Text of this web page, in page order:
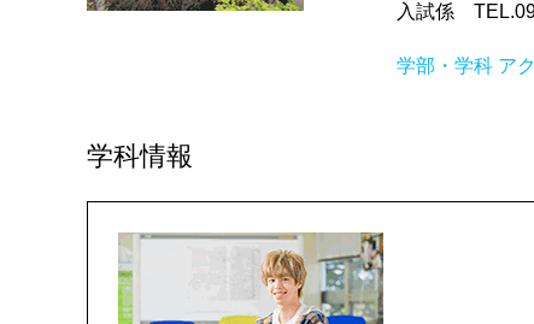
入試係
学部・学科 ア
学科情報